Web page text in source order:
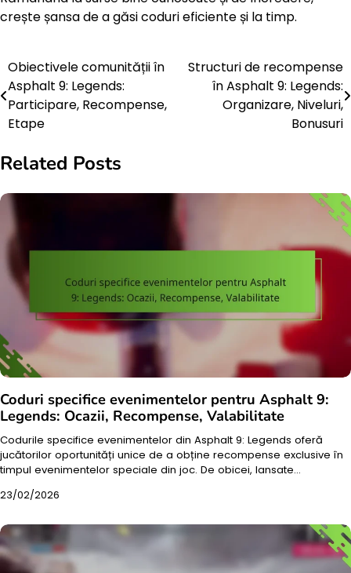
crește șansa de a găsi coduri eficiente și la timp.
Post
navigation
Obiectivele comunității în
Asphalt 9: Legends:
Participare, Recompense,
Etape
Structuri de recompense
în Asphalt 9: Legends:
Organizare, Niveluri,
Bonusuri
Related Posts
Coduri specifice evenimentelor pentru Asphalt 9:
Legends: Ocazii, Recompense, Valabilitate
Codurile specifice evenimentelor din Asphalt 9: Legends oferă
jucătorilor oportunități unice de a obține recompense exclusive în
timpul evenimentelor speciale din joc. De obicei, lansate…
23/02/2026